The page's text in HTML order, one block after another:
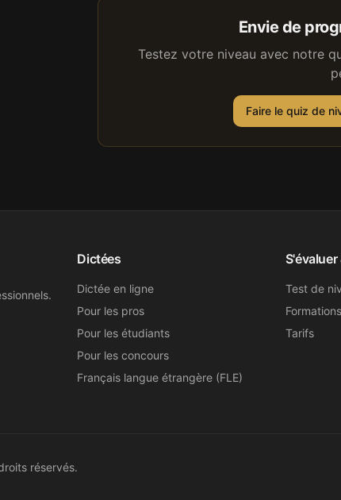
Envie de
Testez votre niveau avec notre
Faire le quiz de
Dictées
Dictée en ligne
Pour les pros
Pour les étudiants
Pour les concours
Français langue étrangère (FLE)
Test de
Formations
Tarifs
réservés.